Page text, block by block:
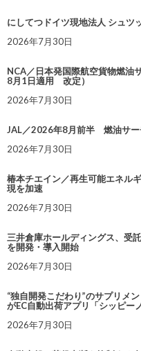
にしてつドイツ現地法人 シュツ
2026年7月30日
NCA／日本発国際航空貨物燃油
8月1日適用 改定）
2026年7月30日
JAL／2026年8月前半 燃油サー
2026年7月30日
椿本チエイン／再生可能エネル
現を加速
2026年7月30日
三井倉庫ホールディングス、受
を開発・導入開始
2026年7月30日
“独自開発こだわり”のサプリメ
がEC自動出荷アプリ「シッピー
2026年7月30日